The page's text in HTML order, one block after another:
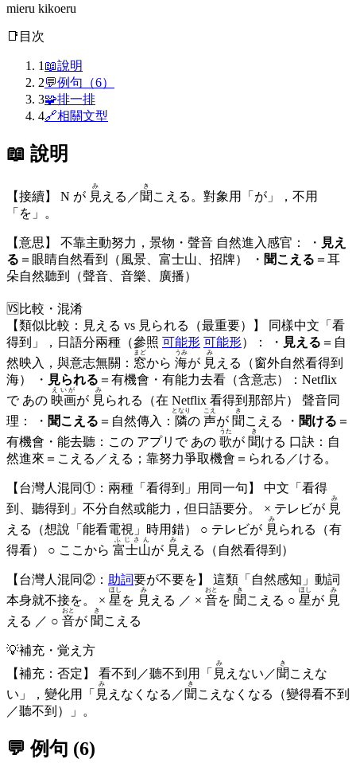
mieru kikoeru
📑 目次
1 📖說明
2💬例句（6）
3🧩排一排
4🔗相關文型
📖 說明
【接續】 N が 見
み
える／聞
き
こえる。對象用「が」，不用
「を」。
【意思】 不靠主動努力，景物・聲音 自然進入感官： ・ 見え
る ＝眼睛自然看到（風景、富士山、招牌） ・ 聞こえる ＝耳
朵自然聽到（聲音、音樂、廣播）
🆚 比較・混淆
【類似比較：見える vs 見られる（最重要）】 同樣中文「看
得到」，日語分兩種（參照 可能形 可能形）： ・ 見える ＝自
然映入，與意志無關： 窓
まど
から 海
うみ
が 見
み
える（窗外自然看得到
海） ・ 見られる ＝有機會・有能力去看（含意志）：Netflix
で あの 映画
えいが
が 見
み
られる（在 Netflix 看得到那部片） 聲音同
理： ・ 聞こえる ＝自然傳入： 隣
となり
の 声
こえ
が 聞
き
こえる ・ 聞ける ＝
有機會・能去聽：この アプリで あの 歌
うた
が 聞
き
ける 口訣：自
然進來＝こえる／える；靠努力爭取機會＝られる／ける。
【台灣人混同①：兩種「看得到」用同一句】 中文「看得
到、聽得到」不分自然或能力，但日語要分。 × テレビが 見
み
える（想說「能看電視」時用錯） ○ テレビが 見
み
られる（有
得看） ○ ここから 富士山
ふじさん
が 見
み
える（自然看得到）
【台灣人混同②： 助詞要が不要を】 這類「自然感知」動詞
本身就不接を。 × 星
ほし
を 見
み
える ／ × 音
おと
を 聞
き
こえる ○ 星
ほし
が 見
み
える ／ ○ 音
おと
が 聞
き
こえる
💡補充・覚え方
【補充：否定】 看不到／聽不到用「 見
み
えない／聞
き
こえな
い」，變化用「 見
み
えなくなる／聞
き
こえなくなる（變得看不到
／聽不到）」。
💬 例句 (6)